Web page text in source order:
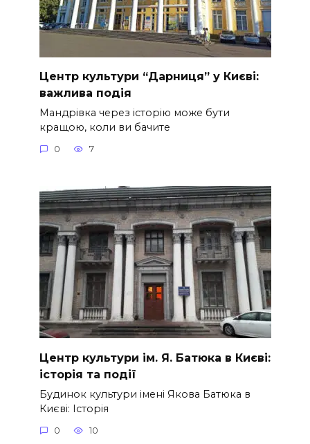
Центр культури “Дарниця” у Києві:
важлива подія
Мандрівка через історію може бути
кращою, коли ви бачите
0 7
Центр культури ім. Я. Батюка в Києві:
історія та події
Будинок культури імені Якова Батюка в
Києві: Історія
0 10